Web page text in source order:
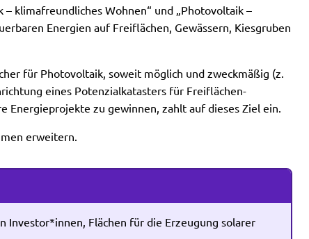
klimafreundliches Wohnen“ und „Photovoltaik –
Energien auf Freiflächen, Gewässern, Kiesgruben
für Photovoltaik, soweit möglich und zweckmäßig (z.
eines Potenzialkatasters für Freiflächen-
Energieprojekte zu gewinnen, zahlt auf dieses Ziel ein.
erweitern.
Investor*innen, Flächen für die Erzeugung solarer